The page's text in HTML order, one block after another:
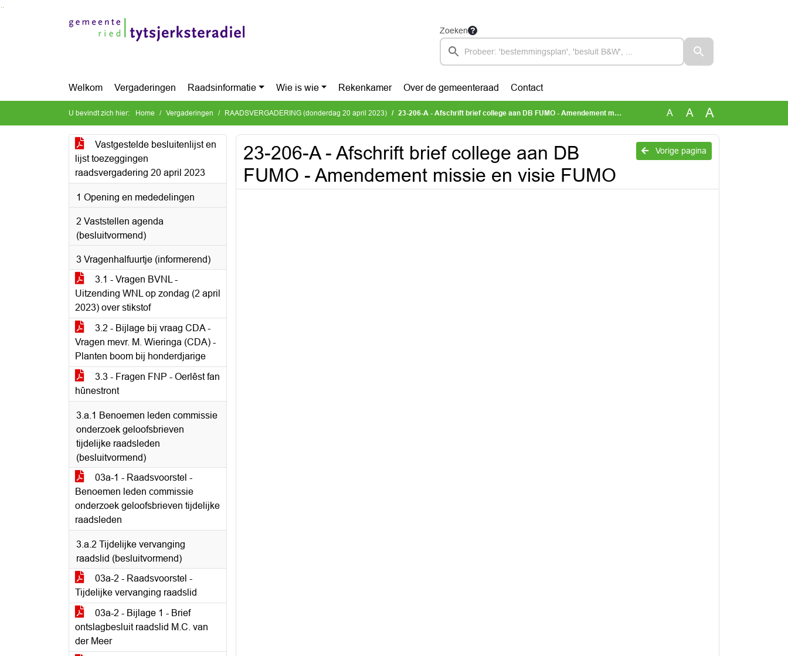
Zoeken
Welkom Vergaderingen Raadsinformatie Wie is wie Rekenkamer Over de gemeenteraad Contact
U bevindt zich hier: Home Vergaderingen RAADSVERGADERING (donderdag 20 april 2023) 23-206-A - Afschrift brief college aan DB FUMO - Amendement missie en visie FUMO A A A
Vastgestelde besluitenlijst en
lijst toezeggingen
raadsvergadering 20 april 2023
1 Opening en mededelingen
2 Vaststellen agenda
(besluitvormend)
3 Vragenhalfuurtje (informerend)
3.1 - Vragen BVNL -
Uitzending WNL op zondag (2 april
2023) over stikstof
3.2 - Bijlage bij vraag CDA -
Vragen mevr. M. Wieringa (CDA) -
Planten boom bij honderdjarige
3.3 - Fragen FNP - Oerlêst fan
hûnestront
3.a.1 Benoemen leden commissie
onderzoek geloofsbrieven
tijdelijke raadsleden
(besluitvormend)
03a-1 - Raadsvoorstel -
Benoemen leden commissie
onderzoek geloofsbrieven tijdelijke
raadsleden
3.a.2 Tijdelijke vervanging
raadslid (besluitvormend)
03a-2 - Raadsvoorstel -
Tijdelijke vervanging raadslid
03a-2 - Bijlage 1 - Brief
ontslagbesluit raadslid M.C. van
der Meer
Vorige pagina
23-206-A - Afschrift brief college aan DB
FUMO - Amendement missie en visie FUMO